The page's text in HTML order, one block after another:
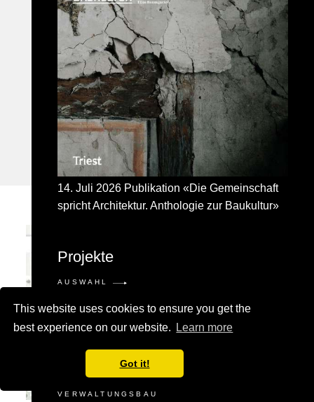
This website uses cookies to ensure you get the
best experience on our website.
Learn more
Got it!
14. Juli 2026 Publikation «Die Gemeinschaft
spricht Architektur. Anthologie zur Baukultur»
Projekte
AUSWAHL
BILDUNG
GESUNDHEITSWESEN
KULTUR
SANIERUNG
VERWALTUNGSBAU
BILDUNG
MUTTENZ
SCHWEIZ